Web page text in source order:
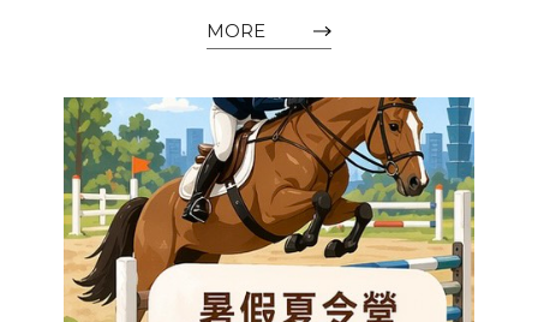
懶人包｜兒童寒假冬令營
MORE